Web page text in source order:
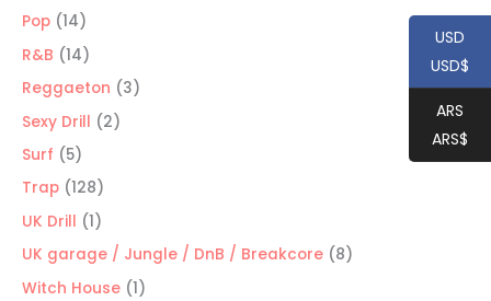
Pop 1414
productos
R&B 1414
productos
Reggaeton 33
Sexy Drill 22
Surf 55
productos
Trap 128128
productos
UK Drill 11
producto
UK garage / Jungle / DnB / Breakcore 88
Witch House 11
USD
USD$
ARS
ARS$